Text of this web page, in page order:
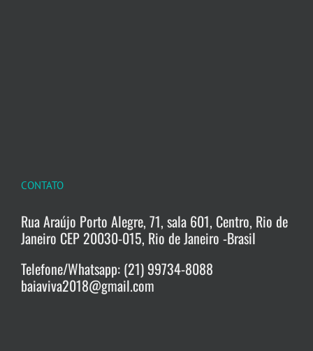
CONTATO
Rua Araújo Porto Alegre, 71, sala 601, Centro, Rio de
Janeiro CEP 20030-015, Rio de Janeiro -Brasil
Telefone/Whatsapp: (21) 99734-8088
baiaviva2018@gmail.com